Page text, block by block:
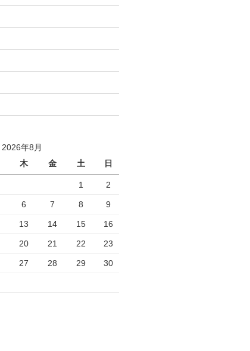
2026年8月
木 金 土 日
1 2
6 7 8 9
13 14 15 16
20 21 22 23
27 28 29 30